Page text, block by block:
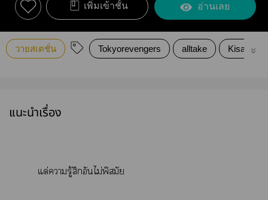
เพิ่มเข้าชั้น อ่านเลย
วายสเตชั่น Tokyorevengers alltake KisaTake
แนะนำเรื่อง
แด่ารู้สึกอันไม่พิสมัย